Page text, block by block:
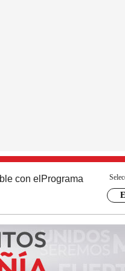
con el Programa